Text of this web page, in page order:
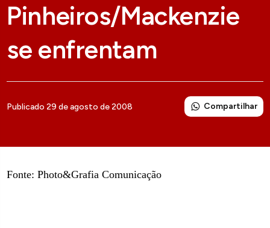
Pinheiros/Mackenzie
se enfrentam
Publicado 29 de agosto de 2008 Compartilhar
Fonte: Photo&Grafia Comunicação